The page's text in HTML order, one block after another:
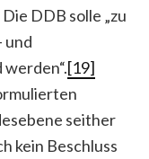
DDB solle „zu
und
[19]
seither
kein Beschluss